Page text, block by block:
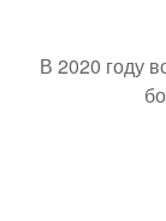
В 2020 году